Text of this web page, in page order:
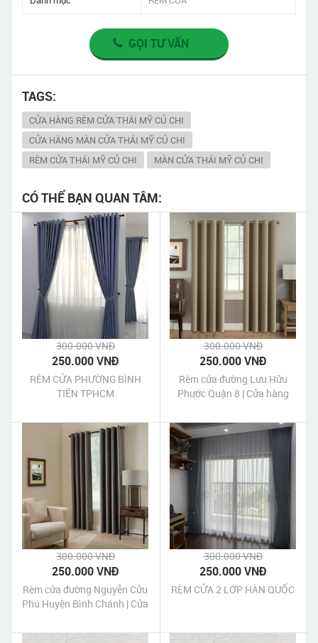
GỌI TƯ VẤN
TAGS:
CỬA HÀNG RÈM CỬA THÁI MỸ CỦ CHI
CỬA HÀNG MÀN CỬA THÁI MỸ CỦ CHI
RÈM CỬA THÁI MỸ CỦ CHI
MÀN CỬA THÁI MỸ CỦ CHI
CÓ THỂ BẠN QUAN TÂM:
300.000 VNĐ
250.000 VNĐ
RÈM CỬA PHƯỜNG BÌNH
TIÊN TPHCM
300.000 VNĐ
250.000 VNĐ
Rèm cửa đường Lưu Hữu
Phước Quận 8 | Cửa hàng
Phước Quận 8 Tp HCM
300.000 VNĐ
250.000 VNĐ
Rèm cửa đường Nguyễn Cửu
Phú Huyện Bình Chánh | Cửa
Cửu Phú Huyện Bình Chánh
300.000 VNĐ
250.000 VNĐ
RÈM CỬA 2 LỚP HÀN QUỐC